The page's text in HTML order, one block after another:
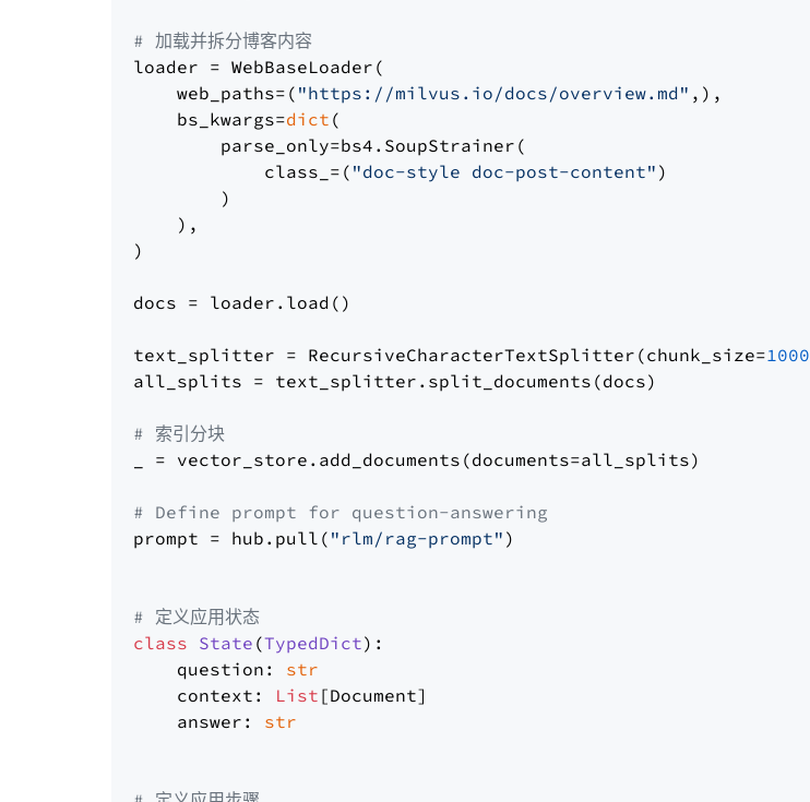
# 加载并拆分博客内容
loader = WebBaseLoader(
    web_paths=(
"https://milvus.io/docs/overview.md" ,),
    bs_kwargs=
dict (
        parse_only=bs4.SoupStrainer(
            class_=(
"doc-style doc-post-content" )
        )
    ),
)
docs = loader.load()
text_splitter = RecursiveCharacterTextSplitter(chunk_size=1000
all_splits = text_splitter.split_documents(docs)
# 索引分块
_ = vector_store.add_documents(documents=all_splits)
# Define prompt for question-answering
prompt = hub.pull( "rlm/rag-prompt" )
# 定义应用状态
class State (TypedDict):
    question:
str
    context:
List [Document]
    answer:
str